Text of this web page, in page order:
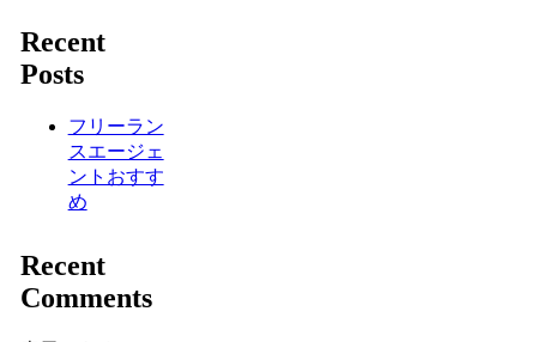
Recent
Posts
フリーラン
スエージェ
ントおすす
め
Recent
Comments